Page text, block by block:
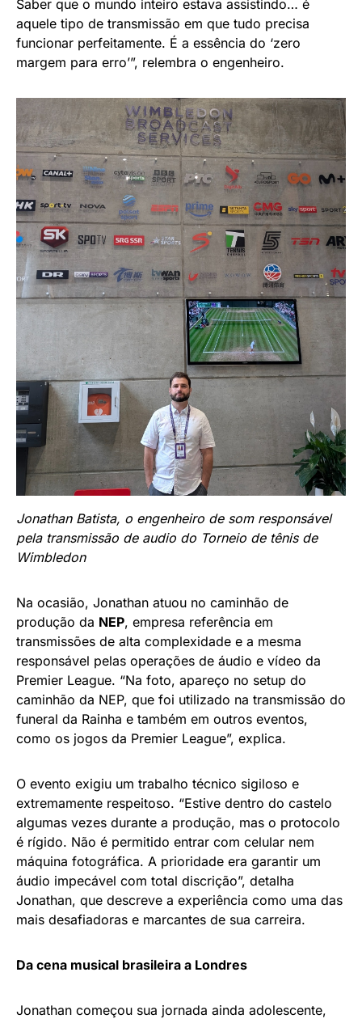
Saber que o mundo inteiro estava assistindo… é
aquele tipo de transmissão em que tudo precisa
funcionar perfeitamente. É a essência do ‘zero
margem para erro’”, relembra o engenheiro.
Jonathan Batista, o engenheiro de som responsável
pela transmissão de audio do Torneio de tênis de
Wimbledon
Na ocasião, Jonathan atuou no caminhão de
produção da NEP, empresa referência em
transmissões de alta complexidade e a mesma
responsável pelas operações de áudio e vídeo da
Premier League. “Na foto, apareço no setup do
caminhão da NEP, que foi utilizado na transmissão do
funeral da Rainha e também em outros eventos,
como os jogos da Premier League”, explica.
O evento exigiu um trabalho técnico sigiloso e
extremamente respeitoso. “Estive dentro do castelo
algumas vezes durante a produção, mas o protocolo
é rígido. Não é permitido entrar com celular nem
máquina fotográfica. A prioridade era garantir um
áudio impecável com total discrição”, detalha
Jonathan, que descreve a experiência como uma das
mais desafiadoras e marcantes de sua carreira.
Da cena musical brasileira a Londres
Jonathan começou sua jornada ainda adolescente,